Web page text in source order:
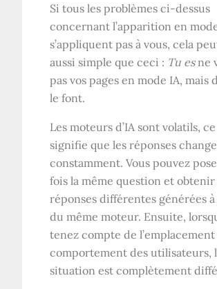
Si tous les problèmes ci-dessus
concernant l’apparition en
s’appliquent pas à vous, cela
aussi simple que ceci : Tu esne
pas vos pages en mode IA, mais
le font.
Les moteurs d’IA sont volatils,
signifie que les réponses
constamment. Vous pouvez
fois la même question et
réponses différentes générées
du même moteur. Ensuite,
tenez compte de
comportement des utilisateurs,
situation est complètement